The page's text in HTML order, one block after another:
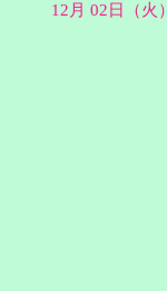
12月 02日（火）